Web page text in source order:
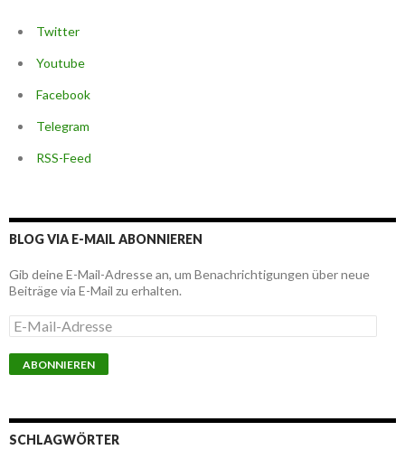
Twitter
Youtube
Facebook
Telegram
RSS-Feed
BLOG VIA E-MAIL ABONNIEREN
Gib deine E-Mail-Adresse an, um Benachrichtigungen über neue
Beiträge via E-Mail zu erhalten.
E
-
M
a
-
A
SCHLAGWÖRTER